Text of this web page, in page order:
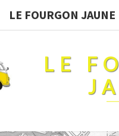
LE FOURGON JAUNE
LE